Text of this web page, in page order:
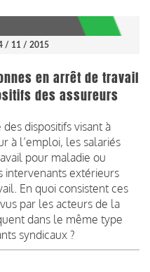
/ 11 / 2015
en arrêt de travail
des assureurs
dispositifs visant à
à l’emploi, les salariés
pour maladie ou
intervenants extérieurs
En quoi consistent ces
par les acteurs de la
dans le même type
syndicaux ?